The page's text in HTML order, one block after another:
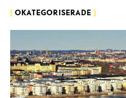
OKATEGORISERADE